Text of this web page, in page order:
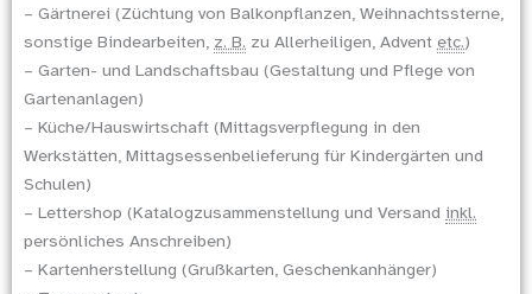
– Gärtnerei (Züchtung von Balkonpflanzen, Weihnachtssterne,
sonstige Bindearbeiten, z. B. zu Allerheiligen, Advent etc.)
– Garten- und Landschaftsbau (Gestaltung und Pflege von
Gartenanlagen)
– Küche/Hauswirtschaft (Mittagsverpflegung in den
Werkstätten, Mittagsessenbelieferung für Kindergärten und
Schulen)
– Lettershop (Katalogzusammenstellung und Versand inkl.
persönliches Anschreiben)
– Kartenherstellung (Grußkarten, Geschenkanhänger)